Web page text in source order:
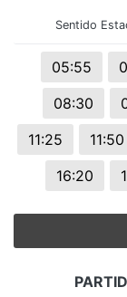
Sentido
05:55
08:30
11:25
11:50
16:20